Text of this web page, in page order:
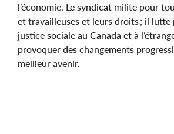
l’économie. Le syndicat milite pour
et travailleuses et leurs droits ; il lutte
justice sociale au Canada et à
provoquer des changements
meilleur avenir.